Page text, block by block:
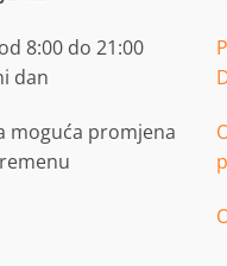
8:00 do 21:00
dan
moguća promjena